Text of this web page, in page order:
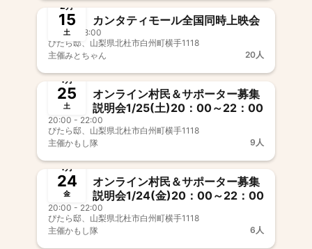
2月
15
土
カンタティモール全国同時上映会
13:00 - 18:00
ぴたら邸、山梨県北杜市白州町横手1118
主催みとちゃん 20人
終了
1月
25
土
オンライン村民＆サポーター募集
説明会1/25(土)20：00～22：00
20:00 - 22:00
ぴたら邸、山梨県北杜市白州町横手1118
主催かもし隊 9人
終了
1月
24
金
オンライン村民＆サポーター募集
説明会1/24(金)20：00～22：00
20:00 - 22:00
ぴたら邸、山梨県北杜市白州町横手1118
主催かもし隊 6人
終了